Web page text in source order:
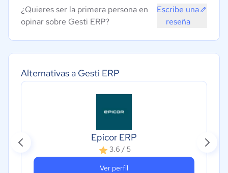
Alternativas a Gesti ERP
Epicor ERP
3.6 / 5
Ver perfil
¿Quieres ser la primera persona en
opinar sobre Gesti ERP?
Escribe una
reseña